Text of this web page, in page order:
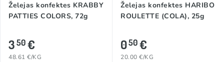
Želejas konfektes KRABBY
PATTIES COLORS, 72g
350€
48.61 €/KG
Želejas konfektes HARIBO
ROULETTE (COLA), 25g
050€
20.00 €/KG